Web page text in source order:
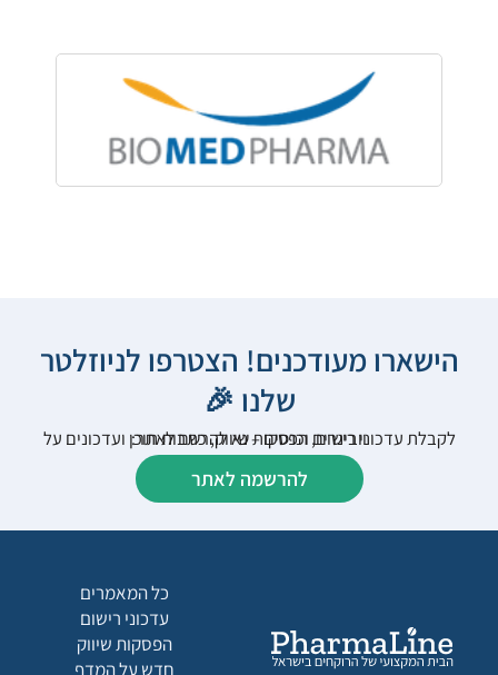
הישארו מעודכנים! הצטרפו לניוזלטר
שלנו 🎉
לקבלת עדכוני רישום, הפסקות שיווק, כתבות תוכן ועדכונים על וובינרים וכנסים – נא להרשם לאתר:
להרשמה לאתר
כל המאמרים
עדכוני רישום
הפסקות שיווק
חדש על המדף